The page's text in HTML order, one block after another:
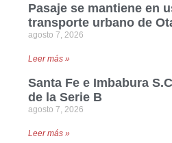
Pasaje se mantiene en
transporte urbano de
agosto 7, 2026
Leer más »
Santa Fe e Imbabura
de la Serie B
agosto 7, 2026
Leer más »